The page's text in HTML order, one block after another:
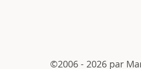
©2006 - 2026 par